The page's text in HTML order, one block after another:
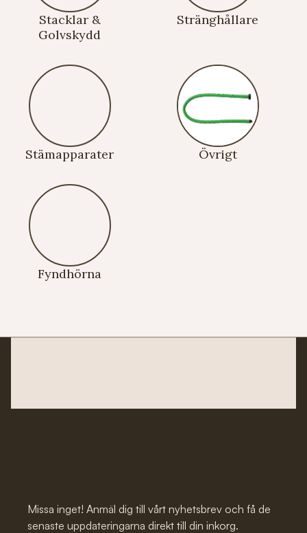
Stacklar &
Golvskydd
Stränghållare
Stämapparater Övrigt
Fyndhörna
Missa inget! Anmäl dig till vårt nyhetsbrev och få de
senaste uppdateringarna direkt till din inkorg.